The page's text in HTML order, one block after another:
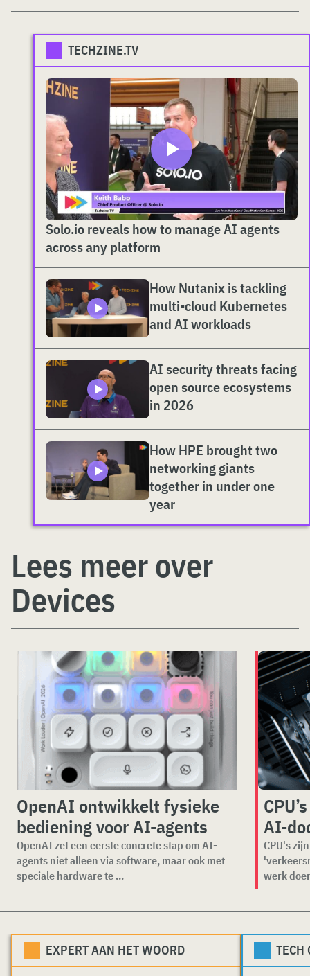
TECHZINE.TV
Solo.io reveals how to manage AI agents
across any platform
How Nutanix is tackling
multi-cloud Kubernetes
and AI workloads
AI security threats facing
open source ecosystems
in 2026
How HPE brought two
networking giants
together in under one
year
Lees meer over
Devices
OpenAI ontwikkelt fysieke
bediening voor AI-agents
OpenAI zet een eerste concrete stap om AI-
agents niet alleen via software, maar ook met
speciale hardware te ...
AI-
CPU's
werk
EXPERT AAN HET WOORD TECH